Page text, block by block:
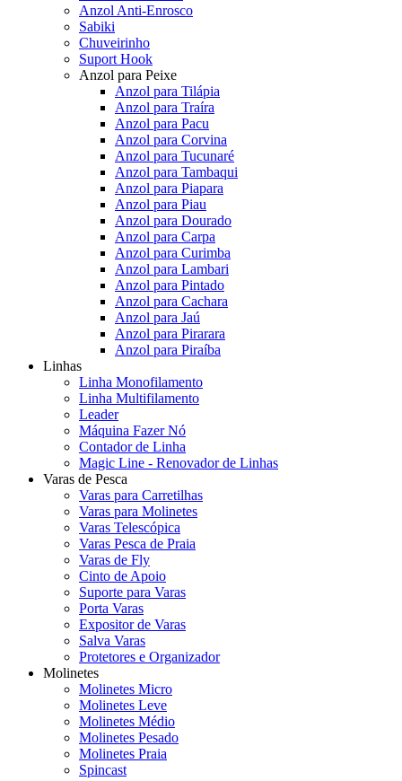
Anzol Anti-Enrosco
Sabiki
Chuveirinho
Suport Hook
Anzol para Peixe
Anzol para Tilápia
Anzol para Traíra
Anzol para Pacu
Anzol para Corvina
Anzol para Tucunaré
Anzol para Tambaqui
Anzol para Piapara
Anzol para Piau
Anzol para Dourado
Anzol para Carpa
Anzol para Curimba
Anzol para Lambari
Anzol para Pintado
Anzol para Cachara
Anzol para Jaú
Anzol para Pirarara
Anzol para Piraíba
Linhas
Linha Monofilamento
Linha Multifilamento
Leader
Máquina Fazer Nó
Contador de Linha
Magic Line - Renovador de Linhas
Varas de Pesca
Varas para Carretilhas
Varas para Molinetes
Varas Telescópica
Varas Pesca de Praia
Varas de Fly
Cinto de Apoio
Suporte para Varas
Porta Varas
Expositor de Varas
Salva Varas
Protetores e Organizador
Molinetes
Molinetes Micro
Molinetes Leve
Molinetes Médio
Molinetes Pesado
Molinetes Praia
Spincast